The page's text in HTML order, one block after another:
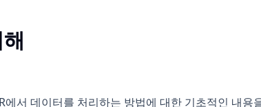
서 데이터를 처리하는 방법에 대한 기초적인 내용